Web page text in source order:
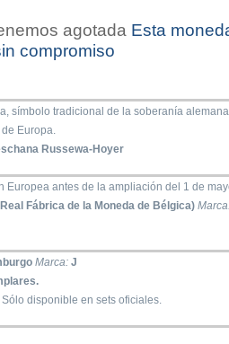
agotada Esta
compromiso
símbolo tradicional de la soberanía
Europa.
Russewa-Hoyer
Europea antes de la ampliación del 1 de
Fábrica de la Moneda de Bélgica)
Marca: J
Sólo disponible en sets oficiales.